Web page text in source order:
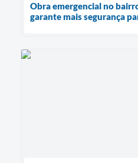
Obra emergencial no
garante mais segurança